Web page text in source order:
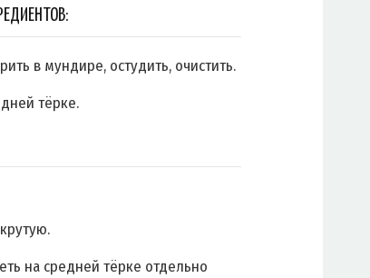
в мундире, остудить, очистить.
тёрке.
на средней тёрке отдельно